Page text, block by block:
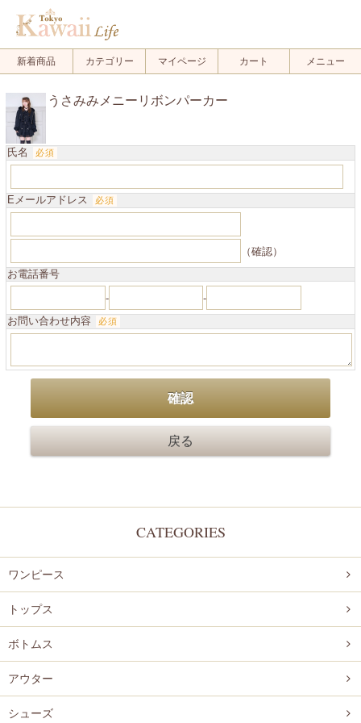
新着商品 カテゴリー マイページ カート メニュー
うさみみメニーリボンパーカー
氏名 必須
Eメールアドレス 必須
（確認）
お電話番号
-
-
お問い合わせ内容
必須
CATEGORIES
ワンピース
トップス
ボトムス
アウター
シューズ